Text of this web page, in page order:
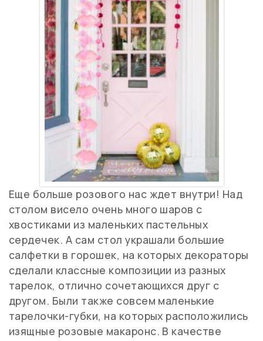
Еще больше розового нас ждет внутри! Над
столом висело очень много шаров с
хвостиками из маленьких пастельных
сердечек. А сам стол украшали большие
салфетки в горошек, на которых декораторы
сделали классные композиции из разных
тарелок, отлично сочетающихся друг с
другом. Были также совсем маленькие
тарелочки-губки, на которых расположились
изящные розовые макаронс. В качестве